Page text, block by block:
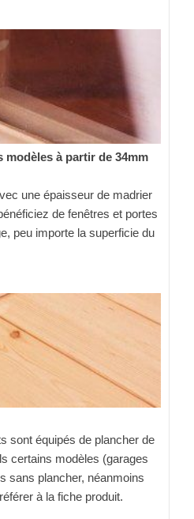
modèles à partir de 34mm
une épaisseur de madrier
de fenêtres et portes
peu importe la superficie du
sont équipés de plancher de
certains modèles (garages
sans plancher, néanmoins
à la fiche produit.